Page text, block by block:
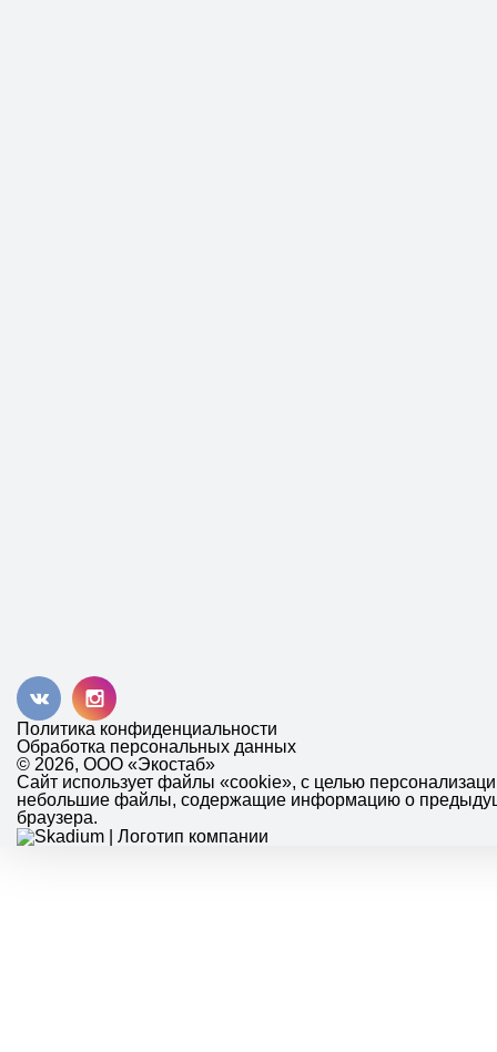
Политика конфиденциальности
Обработка персональных данных
© 2026, ООО «Экостаб»
Сайт использует файлы «cookie», с целью
небольшие файлы, содержащие информацию о
браузера.